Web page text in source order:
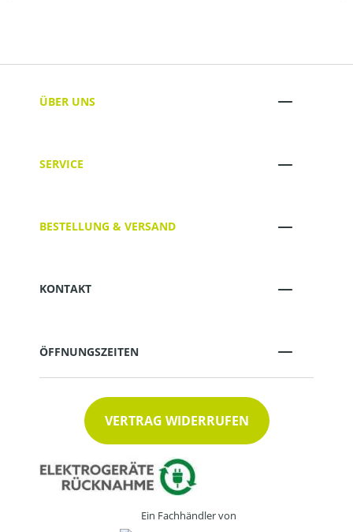
ÜBER UNS
SERVICE
BESTELLUNG & VERSAND
KONTAKT
ÖFFNUNGSZEITEN
VERTRAG WIDERRUFEN
Ein Fachhändler von